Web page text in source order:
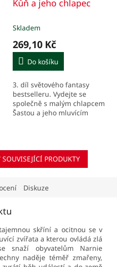
Kůň a jeho chlapec
Skladem
269,10 Kč
Do košíku
3. díl světového fantasy
bestselleru. Vydejte se
společně s malým chlapcem
Šastou a jeho mluvícím
PRODUKTY
Diskuze
skříní a ocitnou se v
zvířata a kterou ovládá zlá
snaží obyvatelům Narnie
naděje téměř zmařeny,